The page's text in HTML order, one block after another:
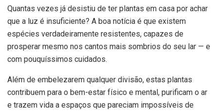
Quantas vezes já desistiu de ter plantas em casa por achar
que a luz é insuficiente? A boa notícia é que existem
espécies verdadeiramente resistentes, capazes de
prosperar mesmo nos cantos mais sombrios do seu lar — e
com pouquíssimos cuidados.
Além de embelezarem qualquer divisão, estas plantas
contribuem para o bem-estar físico e mental, purificam o ar
e trazem vida a espaços que pareciam impossíveis de